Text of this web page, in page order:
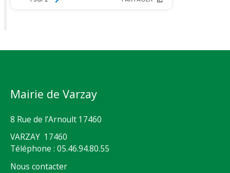
Mairie de Varzay
8 Rue de l’Arnoult 17460
VARZAY 17460
Téléphone : 05.46.94.80.55
Nous contacter